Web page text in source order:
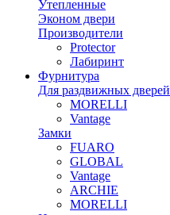
Утепленные
Эконом двери
Производители
Protector
Лабиринт
Фурнитура
Для раздвижных дверей
MORELLI
Vantage
Замки
FUARO
GLOBAL
Vantage
ARCHIE
MORELLI